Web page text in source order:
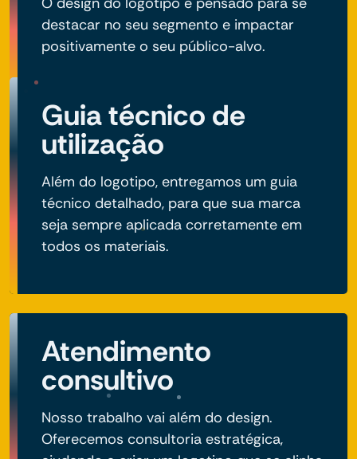
destacar no seu segmento e impactar
positivamente o seu público-alvo.
Guia técnico de
utilização
Além do logotipo, entregamos um guia
técnico detalhado, para que sua marca
seja sempre aplicada corretamente em
todos os materiais.
Atendimento
consultivo
Nosso trabalho vai além do design.
Oferecemos consultoria estratégica,